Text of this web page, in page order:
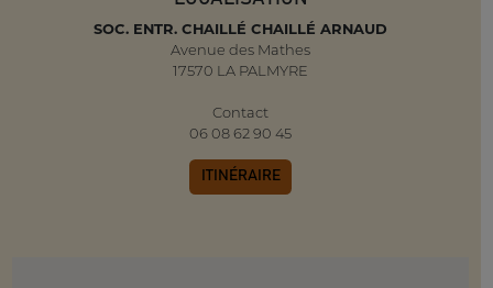
SOC. ENTR. CHAILLÉ CHAILLÉ ARNAUD
Avenue des Mathes
17570 LA PALMYRE
Contact
06 08 62 90 45
ITINÉRAIRE